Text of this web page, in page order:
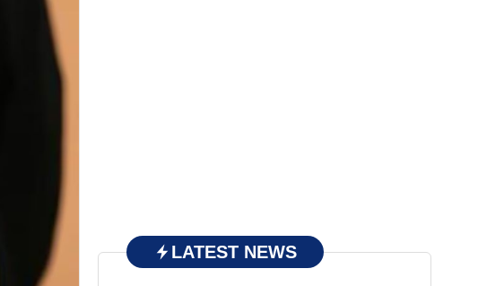
LATEST NEWS